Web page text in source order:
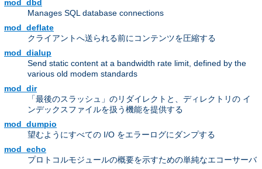
mod_dbd
Manages SQL database connections
mod_deflate
クライアントへ送られる前にコンテンツを圧縮する
mod_dialup
Send static content at a bandwidth rate limit, defined by the
various old modem standards
mod_dir
「最後のスラッシュ」のリダイレクトと、ディレクトリの イ
ンデックスファイルを扱う機能を提供する
mod_dumpio
望むようにすべての I/O をエラーログにダンプする
mod_echo
プロトコルモジュールの概要を示すための単純なエコーサーバ